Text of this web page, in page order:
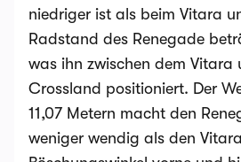
niedriger ist als beim Vitara
Radstand des Renegade
was ihn zwischen dem Vitara
Crossland positioniert. Der
11,07 Metern macht den
weniger wendig als den